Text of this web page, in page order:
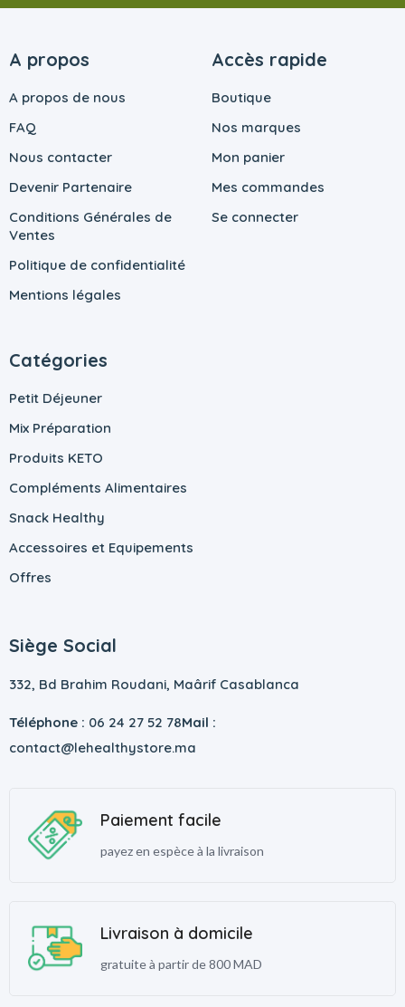
A propos
A propos de nous
FAQ
Nous contacter
Devenir Partenaire
Conditions Générales de
Ventes
Politique de confidentialité
Mentions légales
Accès rapide
Boutique
Nos marques
Mon panier
Mes commandes
Se connecter
Catégories
Petit Déjeuner
Mix Préparation
Produits KETO
Compléments Alimentaires
Snack Healthy
Accessoires et Equipements
Offres
Siège Social
332, Bd Brahim Roudani, Maârif Casablanca
Téléphone : 06 24 27 52 78Mail :
contact@lehealthystore.ma
Paiement facile
payez en espèce à la livraison
Livraison à domicile
gratuite à partir de 800 MAD